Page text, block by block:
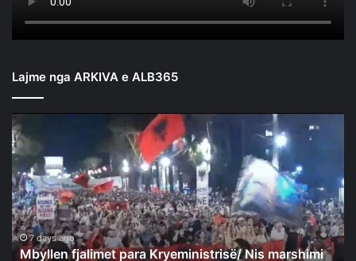
Lajme nga ARKIVA e ALB365
Mbyllen
fjalimet
para
Kryeministrisë/
Nis
marshimi
në
rrugët7 days ago
Mbyllen fjalimet para Kryeministrisë/ Nis marshimi